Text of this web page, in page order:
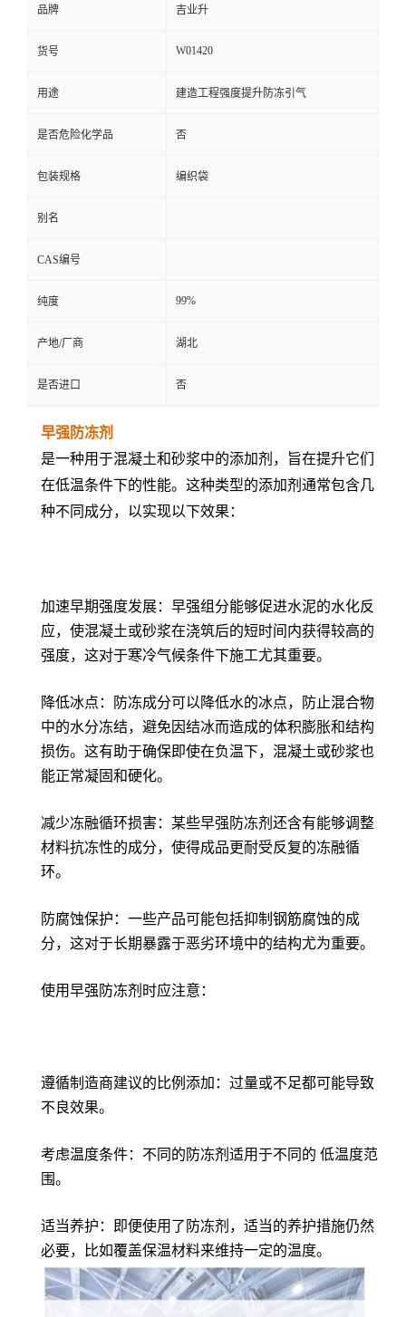
品牌 吉业升
货号 W01420
用途 建造工程强度提升防冻引气
是否危险化学品 否
包装规格 编织袋
别名
CAS编号
纯度 99%
产地/厂商 湖北
是否进口 否
早强防冻剂
是一种用于混凝土和砂浆中的添加剂，旨在提升它们
在低温条件下的性能。这种类型的添加剂通常包含几
种不同成分，以实现以下效果：
加速早期强度发展：早强组分能够促进水泥的水化反
应，使混凝土或砂浆在浇筑后的短时间内获得较高的
强度，这对于寒冷气候条件下施工尤其重要。
降低冰点：防冻成分可以降低水的冰点，防止混合物
中的水分冻结，避免因结冰而造成的体积膨胀和结构
损伤。这有助于确保即使在负温下，混凝土或砂浆也
能正常凝固和硬化。
减少冻融循环损害：某些早强防冻剂还含有能够调整
材料抗冻性的成分，使得成品更耐受反复的冻融循
环。
防腐蚀保护：一些产品可能包括抑制钢筋腐蚀的成
分，这对于长期暴露于恶劣环境中的结构尤为重要。
使用早强防冻剂时应注意：
遵循制造商建议的比例添加：过量或不足都可能导致
不良效果。
考虑温度条件：不同的防冻剂适用于不同的 低温度范
围。
适当养护：即便使用了防冻剂，适当的养护措施仍然
必要，比如覆盖保温材料来维持一定的温度。